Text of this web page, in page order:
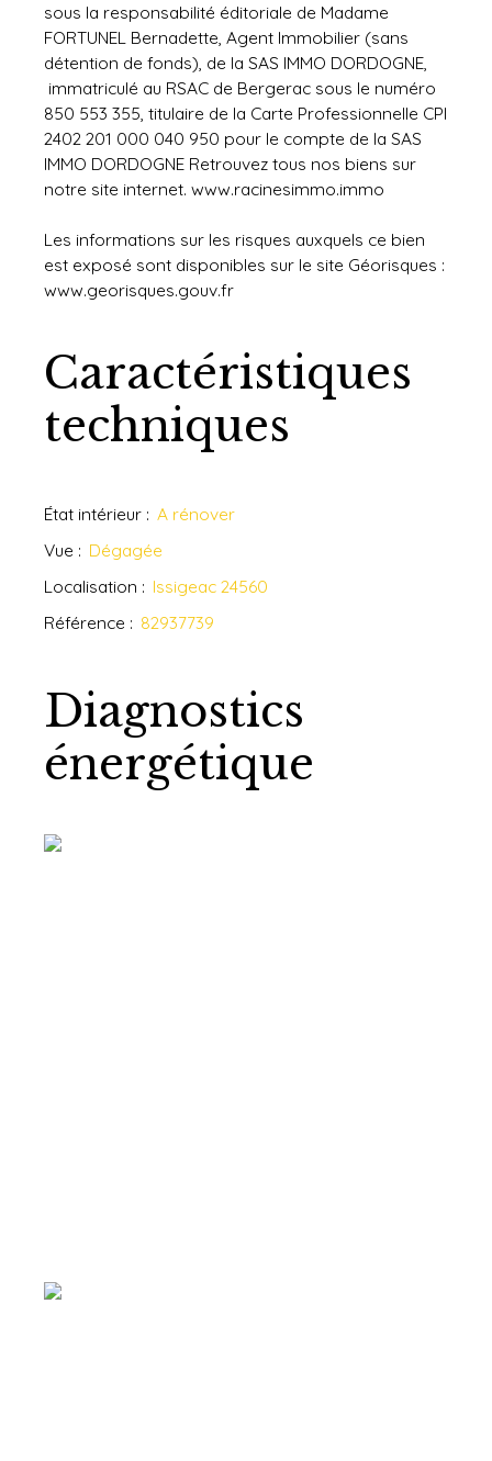
sous la responsabilité éditoriale de Madame
FORTUNEL Bernadette, Agent Immobilier (sans
détention de fonds), de la SAS IMMO DORDOGNE,
immatriculé au RSAC de Bergerac sous le numéro
850 553 355, titulaire de la Carte Professionnelle CPI
2402 201 000 040 950 pour le compte de la SAS
IMMO DORDOGNE Retrouvez tous nos biens sur
notre site internet. www.racinesimmo.immo
Les informations sur les risques auxquels ce bien
est exposé sont disponibles sur le site Géorisques :
www.georisques.gouv.fr
Caractéristiques
techniques
État intérieur : A rénover
Vue : Dégagée
Localisation : Issigeac 24560
Référence : 82937739
Diagnostics
énergétique